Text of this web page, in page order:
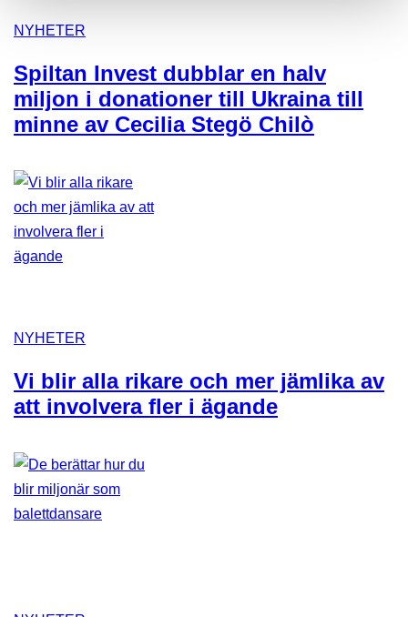
NYHETER
Spiltan Invest dubblar en halv
miljon i donationer till Ukraina till
minne av Cecilia Stegö Chilò
NYHETER
Vi blir alla rikare och mer jämlika av
att involvera fler i ägande